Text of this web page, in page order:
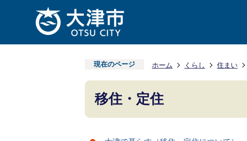
現在のページ ホーム くらし 住まい
移住・定住